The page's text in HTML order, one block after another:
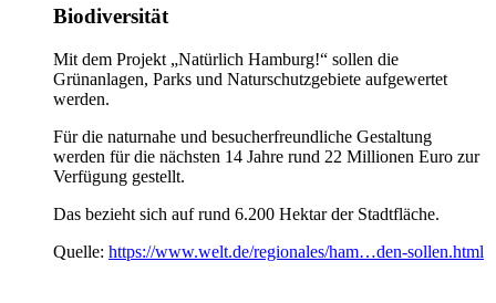
Biodiversität
Mit dem Projekt „Natürlich Hamburg!“ sollen die
Grünanlagen, Parks und Naturschutzgebiete aufgewertet
werden.
Für die naturnahe und besucherfreundliche Gestaltung
werden für die nächsten 14 Jahre rund 22 Millionen Euro zur
Verfügung gestellt.
Das bezieht sich auf rund 6.200 Hektar der Stadtfläche.
Quelle: https://www.welt.de/regionales/ham…den-sollen.html